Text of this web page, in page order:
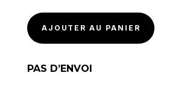
AJOUTER AU PANIER
PAS D’ENVOI